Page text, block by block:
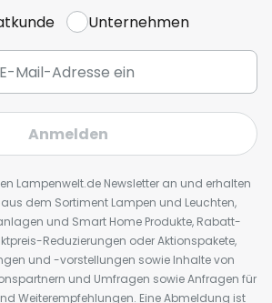
Unternehmen
Anmelden
Lampenwelt.de Newsletter an und erhalten
dem Sortiment Lampen und Leuchten,
und Smart Home Produkte, Rabatt-
Reduzierungen oder Aktionspakete,
und -vorstellungen sowie Inhalte von
und Umfragen sowie Anfragen für
Weiterempfehlungen. Eine Abmeldung ist